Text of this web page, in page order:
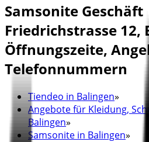
Samsonite Geschäft
Friedrichstrasse 12,
Öffnungszeite,
Telefonnummern
Tiendeo in Balingen»
Angebote für Kleidung,
Balingen»
Samsonite in Balingen»